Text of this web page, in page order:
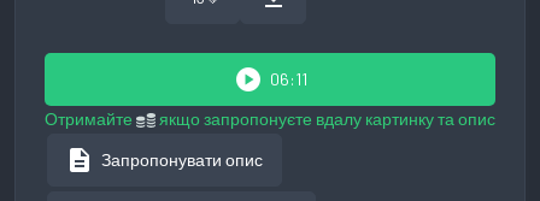
play_circle 06:11
Отримайте
якщо запропонуєте вдалу картинку та опис
description Запропонувати опис